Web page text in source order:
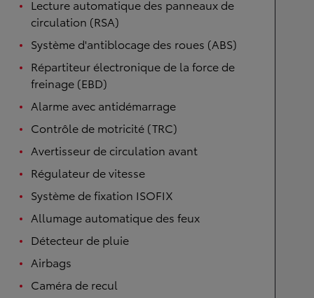
Lecture automatique des panneaux de
circulation (RSA)
Système d'antiblocage des roues (ABS)
Répartiteur électronique de la force de
freinage (EBD)
Alarme avec antidémarrage
Contrôle de motricité (TRC)
Avertisseur de circulation avant
Régulateur de vitesse
Système de fixation ISOFIX
Allumage automatique des feux
Détecteur de pluie
Airbags
Caméra de recul